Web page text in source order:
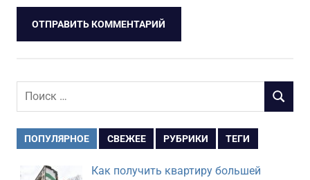
Поиск
ПОИСК
ПОПУЛЯРНОЕ СВЕЖЕЕ РУБРИКИ ТЕГИ
Как получить квартиру большей